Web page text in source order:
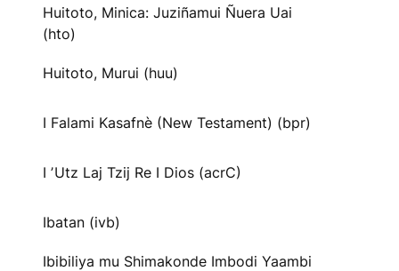
Huitoto, Minica: Juziñamui Ñuera Uai
(hto)
Huitoto, Murui (huu)
I Falami Kasafnè (New Testament) (bpr)
I ʼUtz Laj Tzij Re I Dios (acrC)
Ibatan (ivb)
Ibibiliya mu Shimakonde Imbodi Yaambi